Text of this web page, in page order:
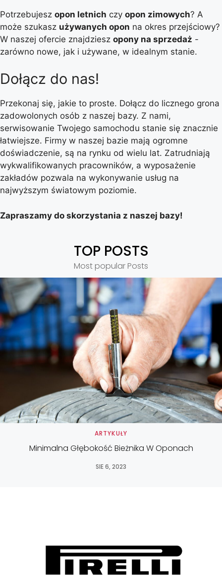
Potrzebujesz opon letnich czy opon zimowych? A
może szukasz używanych opon na okres przejściowy?
W naszej ofercie znajdziesz opony na sprzedaż -
zarówno nowe, jak i używane, w idealnym stanie.
Dołącz do nas!
Przekonaj się, jakie to proste. Dołącz do licznego grona
zadowolonych osób z naszej bazy. Z nami,
serwisowanie Twojego samochodu stanie się znacznie
łatwiejsze. Firmy w naszej bazie mają ogromne
doświadczenie, są na rynku od wielu lat. Zatrudniają
wykwalifikowanych pracowników, a wyposażenie
zakładów pozwala na wykonywanie usług na
najwyższym światowym poziomie.
Zapraszamy do skorzystania z naszej bazy!
TOP POSTS
Most popular Posts
ARTYKUŁY
Minimalna Głębokość Bieżnika W Oponach
SIE 6, 2023